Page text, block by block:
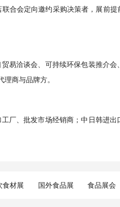
合会定向邀约采购决策者，展前
易洽谈会、可持续环保包装推介
商与品牌方。
厂、批发市场经销商；中日韩进
食材展 国外食品展 食品展会